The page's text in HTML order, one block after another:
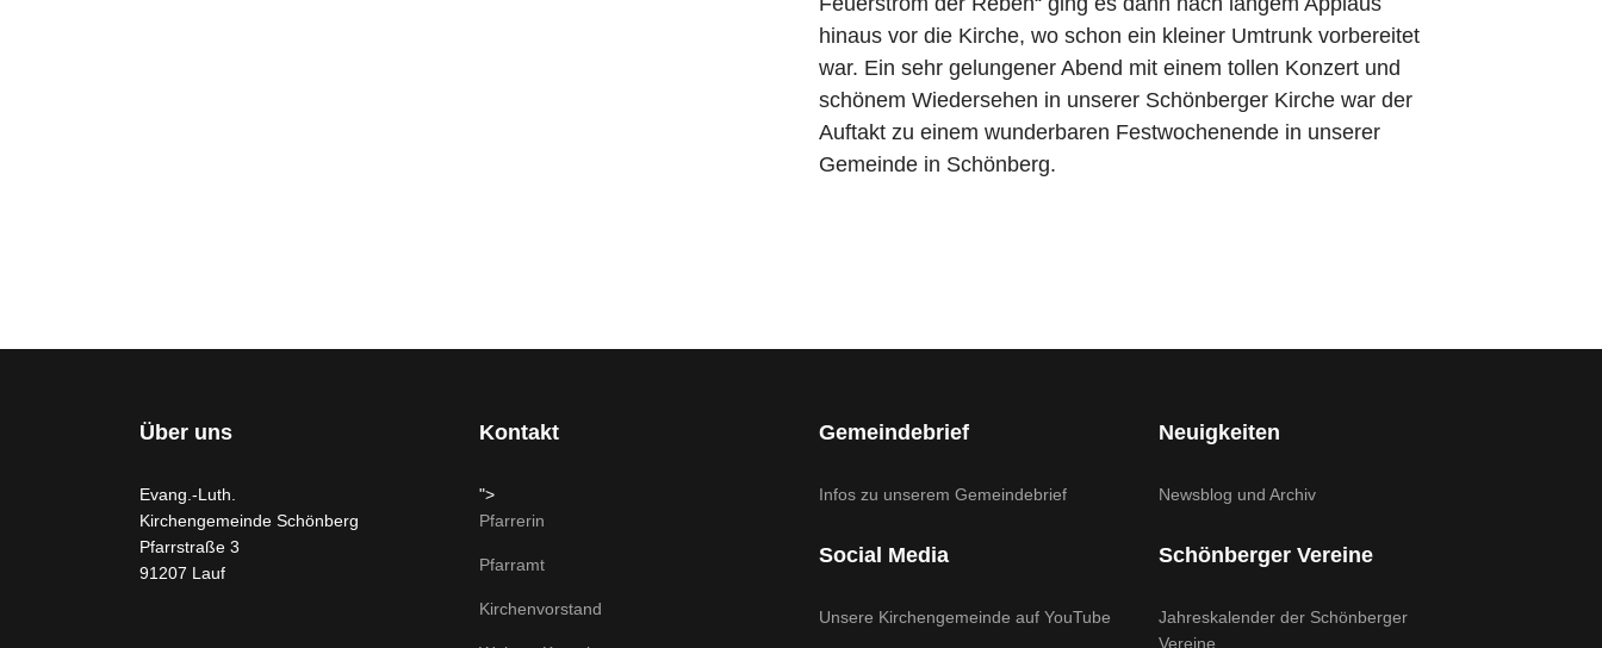
hinaus vor die Kirche, wo schon ein kleiner Umtrunk vorbereitet
war. Ein sehr gelungener Abend mit einem tollen Konzert und
schönem Wiedersehen in unserer Schönberger Kirche war der
Auftakt zu einem wunderbaren Festwochenende in unserer
Gemeinde in Schönberg.
Über uns
Evang.-Luth.
Kirchengemeinde Schönberg
Pfarrstraße 3
91207 Lauf
Kontakt
">
Pfarrerin
Pfarramt
Kirchenvorstand
Gemeindebrief
Infos zu unserem Gemeindebrief
Social Media
Unsere Kirchengemeinde auf YouTube
Neuigkeiten
Newsblog und Archiv
Schönberger Vereine
Jahreskalender der Schönberger
Vereine